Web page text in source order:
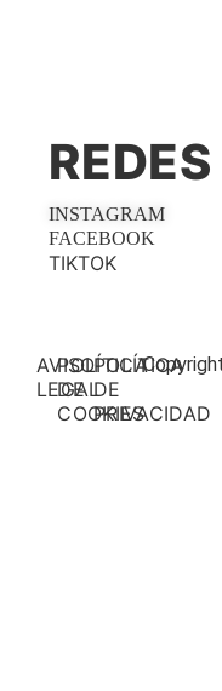
INSTAGRAM
FACEBOOK
TIKTOK
AVISO
LEGAL
POLÍTICA
DE
COOKIES
POLÍTICA
DE
PRIVACIDAD